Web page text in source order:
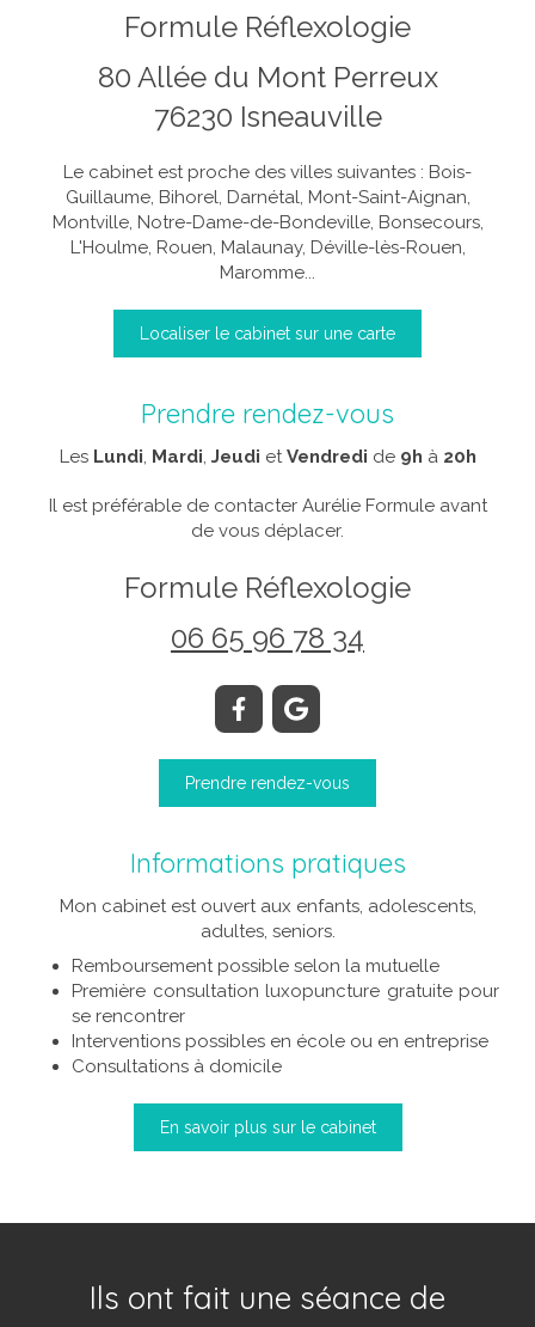
Formule Réflexologie
80 Allée du Mont Perreux
76230 Isneauville
Le cabinet est proche des villes suivantes : Bois-
Guillaume, Bihorel, Darnétal, Mont-Saint-Aignan,
Montville, Notre-Dame-de-Bondeville, Bonsecours,
L'Houlme, Rouen, Malaunay, Déville-lès-Rouen,
Maromme...
Localiser le cabinet sur une carte
Prendre rendez-vous
Les Lundi, Mardi, Jeudi etVendredi de 9h à 20h
Il est préférable de contacter Aurélie Formule avant
de vous déplacer.
Formule Réflexologie
06 65 96 78 34
Prendre rendez-vous
Informations pratiques
Mon cabinet est ouvert aux enfants, adolescents,
adultes, seniors.
Remboursement possible selon la mutuelle
Première consultation luxopuncture gratuite pour
se rencontrer
Interventions possibles en école ou en entreprise
Consultations à domicile
En savoir plus sur le cabinet
Ils ont fait une séance de